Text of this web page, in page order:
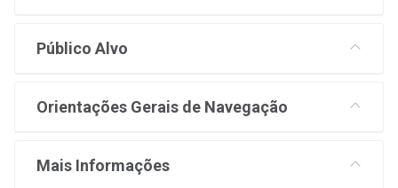
Público Alvo
Orientações Gerais de Navegação
Mais Informações